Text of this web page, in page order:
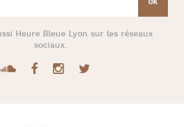
Heure Bleue Lyon sur les réseaux
sociaux.